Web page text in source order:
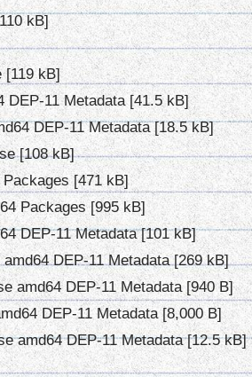
kB]
[119 kB]
11 Metadata [41.5 kB]
DEP-11 Metadata [18.5 kB]
[108 kB]
[471 kB]
Packages [995 kB]
DEP-11 Metadata [101 kB]
DEP-11 Metadata [269 kB]
amd64 DEP-11 Metadata [940 B]
DEP-11 Metadata [8,000 B]
amd64 DEP-11 Metadata [12.5 kB]